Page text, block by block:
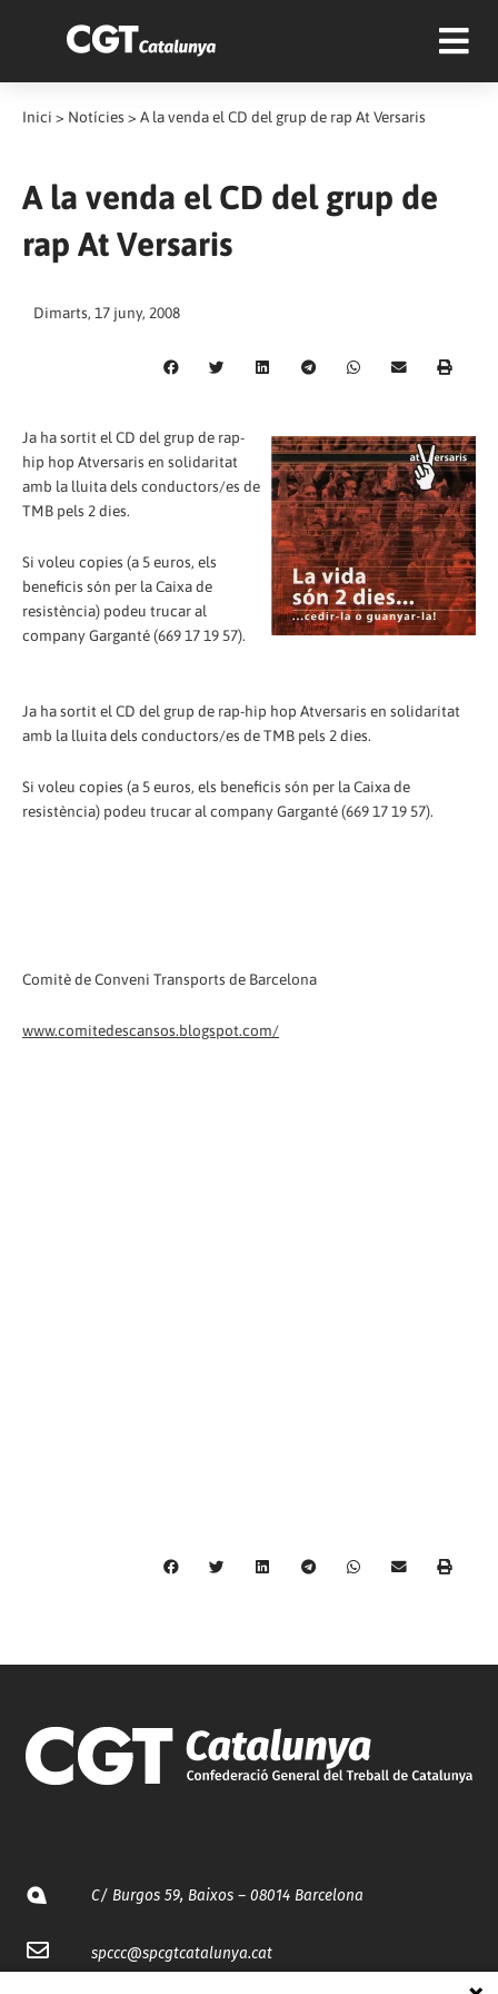
Inici > Notícies > A la venda el CD del grup de rap At Versaris
A la venda el CD del grup de
rap At Versaris
Dimarts, 17 juny, 2008
Ja ha sortit el CD del grup de rap-
hip hop Atversaris en solidaritat
amb la lluita dels conductors/es de
TMB pels 2 dies.
Si voleu copies (a 5 euros, els
beneficis són per la Caixa de
resistència) podeu trucar al
company Garganté (669 17 19 57).
Ja ha sortit el CD del grup de rap-hip hop Atversaris en solidaritat
amb la lluita dels conductors/es de TMB pels 2 dies.
Si voleu copies (a 5 euros, els beneficis són per la Caixa de
resistència) podeu trucar al company Garganté (669 17 19 57).
Comitè de Conveni Transports de Barcelona
www.comitedescansos.blogspot.com/
C/ Burgos 59, Baixos – 08014 Barcelona
spccc@spcgtcatalunya.cat